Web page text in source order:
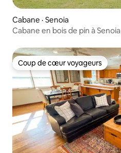
Cabane · Senoia
Cabane en bois de pin à Senoia
Coup de cœur voyageurs
Coup de cœur voyageurs